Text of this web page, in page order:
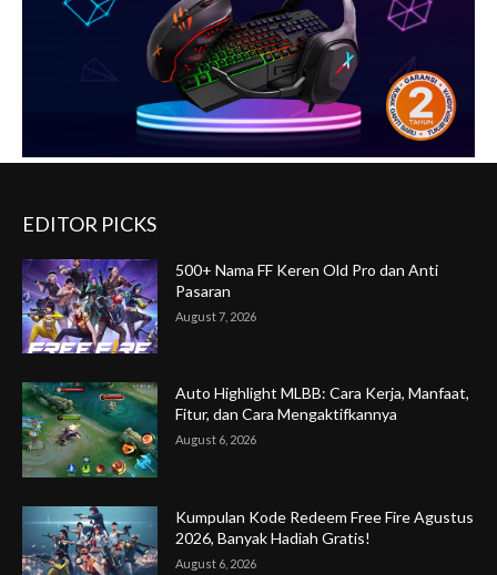
EDITOR PICKS
500+ Nama FF Keren Old Pro dan Anti
Pasaran
August 7, 2026
Auto Highlight MLBB: Cara Kerja, Manfaat,
Fitur, dan Cara Mengaktifkannya
August 6, 2026
Kumpulan Kode Redeem Free Fire Agustus
2026, Banyak Hadiah Gratis!
August 6, 2026